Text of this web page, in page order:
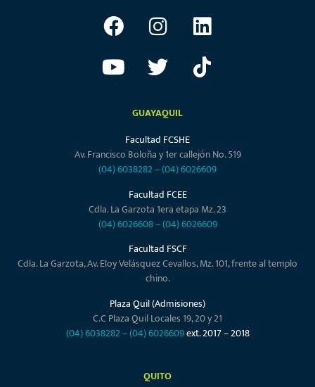
GUAYAQUIL
Facultad FCSHE
Av. Francisco Boloña y 1er callejón No. 519
(04) 6038282–(04) 6026609
Facultad FCEE
Cdla. La Garzota 1era etapa Mz. 23
(04) 6026608–(04) 6026609
Facultad FSCF
Cdla. La Garzota, Av. Eloy Velásquez Cevallos, Mz. 101, frente al templo
chino.
Plaza Quil (Admisiones)
C.C Plaza Quil Locales 19, 20 y 21
(04) 6038282–(04) 6026609ext. 2017 – 2018
QUITO